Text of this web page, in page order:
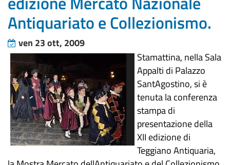
Antiquariato e Collezionismo.
ven 23 ott, 2009
Stamattina, nella Sala
Appalti di Palazzo
SantAgostino, si è
tenuta la conferenza
stampa di
presentazione della
XII edizione di
Teggiano Antiquaria,